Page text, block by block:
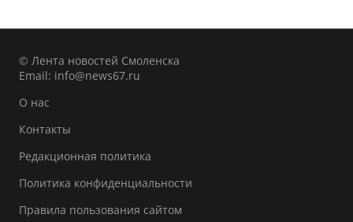
© Лента новостей Смоленска
Email: info@news67.ru
О нас
Контакты
Редакционная политика
Политика конфиденциальности
Правила пользования сайтом